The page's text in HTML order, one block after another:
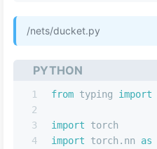
/nets/ducket.py
PYTHON
1
2
3
4
from typing import
import torch
import torch.nn as